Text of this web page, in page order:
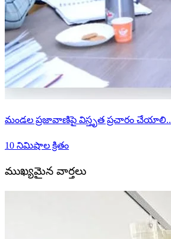
మండల ప్రజావాణిపై విస్తృత ప్రచారం చేయాలి..
10 నిమిషాల క్రితం
ముఖ్యమైన వార్తలు